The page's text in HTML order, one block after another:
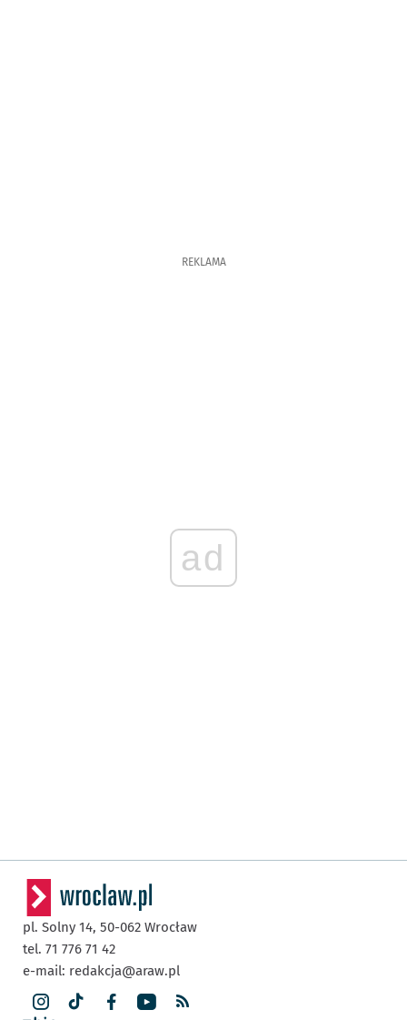
REKLAMA
ad
pl. Solny 14, 50-062 Wrocław
tel. 71 776 71 42
e-mail: redakcja@araw.pl